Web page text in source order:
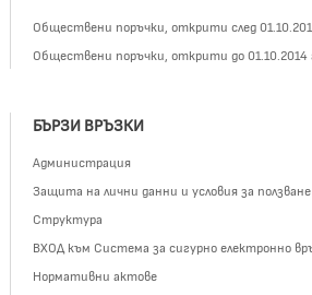
Обществени поръчки, открити след
Обществени поръчки, открити до 01.10.2014
БЪРЗИ ВРЪЗКИ
Администрация
Защита на лични данни и условия за ползване
Структура
ВХОД към Система за сигурно електронно
Нормативни актове